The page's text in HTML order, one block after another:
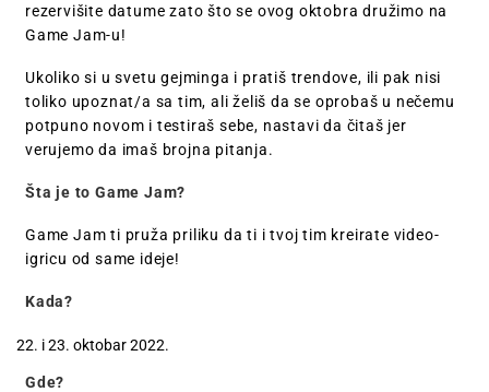
rezervišite datume zato što se ovog oktobra družimo na
Game Jam-u!
Ukoliko si u svetu gejminga i pratiš trendove, ili pak nisi
toliko upoznat/a sa tim, ali želiš da se oprobaš u nečemu
potpuno novom i testiraš sebe, nastavi da čitaš jer
verujemo da imaš brojna pitanja.
Šta je to Game Jam?
Game Jam ti pruža priliku da ti i tvoj tim kreirate video-
igricu od same ideje!
Kada?
i 23. oktobar 2022.
Gde?